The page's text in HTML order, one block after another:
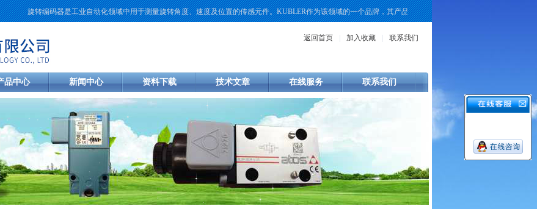
旋转编码器是工业自动化领域中用于测量旋转角度、速度及位置的传感元件。KUBLER作为该领域的一个品牌，其产品线覆盖了增量式、绝对值式以及重载型
返回首页 加入收藏 联系我们
品中心 新闻中心 资料下载 技术文章 在线服务 联系我们